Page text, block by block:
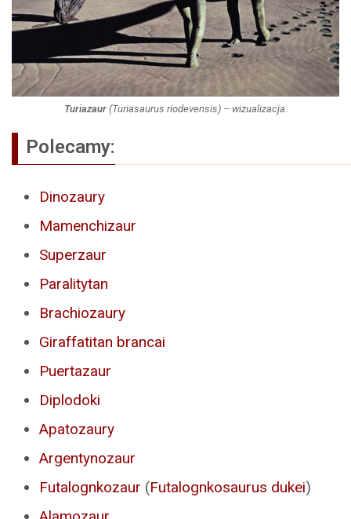
Turiazaur(Turiasaurus riodevensis) – wizualizacja.
Polecamy:
Dinozaury
Mamenchizaur
Superzaur
Paralitytan
Brachiozaury
Giraffatitan brancai
Puertazaur
Diplodoki
Apatozaury
Argentynozaur
Futalognkozaur (Futalognkosaurus dukei)